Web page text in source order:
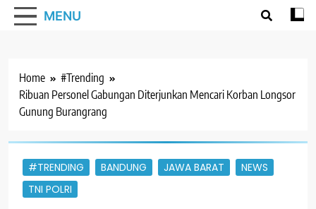
MENU
Home
#Trending
Ribuan Personel Gabungan Diterjunkan Mencari Korban Longsor
Gunung Burangrang
#TRENDING BANDUNG JAWA BARAT
NEWS
TNI POLRI